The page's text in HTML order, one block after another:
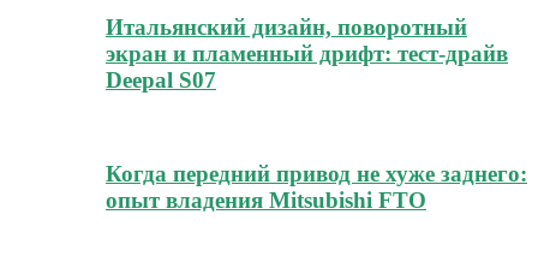
Итальянский дизайн, поворотный
экран и пламенный дрифт: тест-драйв
Deepal S07
Когда передний привод не хуже заднего:
опыт владения Mitsubishi FTO